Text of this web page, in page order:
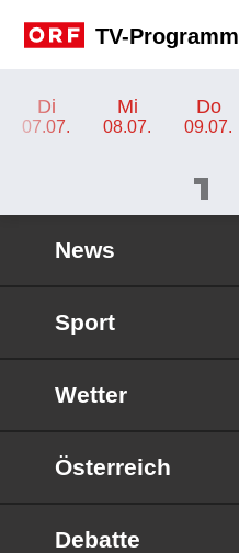
TV-Programm
Di
07.07.
Mi
08.07.
Do
09.07.
News
Sport
Wetter
Österreich
Debatte